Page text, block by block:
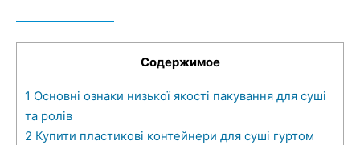
Содержимое
1 Основні ознаки низької якості пакування для суші
та ролів
2 Купити пластикові контейнери для суші гуртом